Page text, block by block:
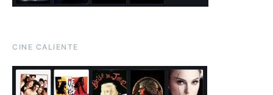
CINE CALIENTE